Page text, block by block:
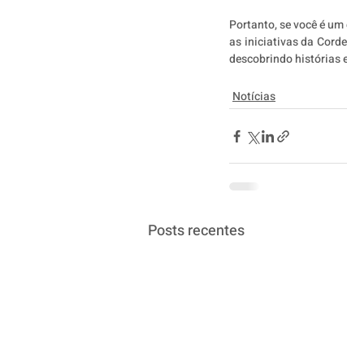
Portanto, se você é
as iniciativas da
descobrindo histórias
Notícias
Posts recentes